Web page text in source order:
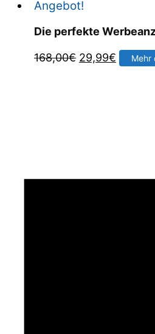
Angebot!
Die perfekte
168,00€ Ursprünglicher
29,99€ Mehr